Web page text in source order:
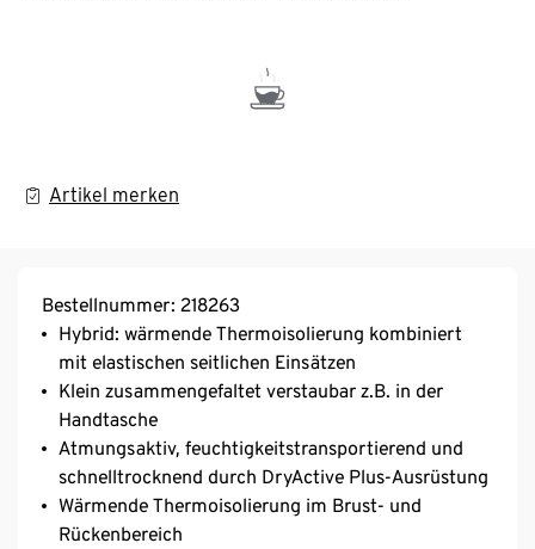
Artikel merken
Bestellnummer: 218263
Hybrid: wärmende Thermoisolierung kombiniert
mit elastischen seitlichen Einsätzen
Klein zusammengefaltet verstaubar z.B. in der
Handtasche
Atmungsaktiv, feuchtigkeitstransportierend und
schnelltrocknend durch DryActive Plus-Ausrüstung
Wärmende Thermoisolierung im Brust- und
Rückenbereich